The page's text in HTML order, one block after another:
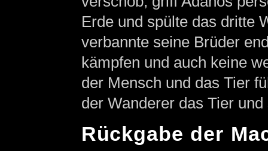
Erde und spülte das dritte
verbannte seine Brüder
kämpfen und auch keine
der Mensch und das Tier
der Wanderer das Tier
Rückgabe der